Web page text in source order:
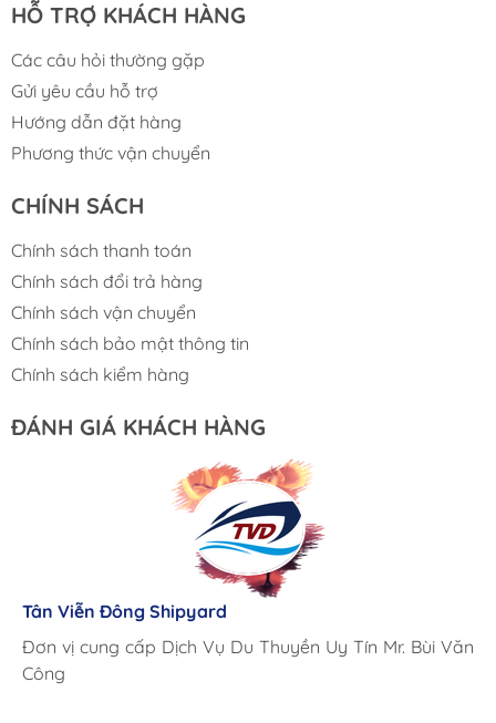
HỖ TRỢ KHÁCH HÀNG
Các câu hỏi thường gặp
Gửi yêu cầu hỗ trợ
Hướng dẫn đặt hàng
Phương thức vận chuyển
CHÍNH SÁCH
Chính sách thanh toán
Chính sách đổi trả hàng
Chính sách vận chuyển
Chính sách bảo mật thông tin
Chính sách kiểm hàng
ĐÁNH GIÁ KHÁCH HÀNG
Tân Viễn Đông Shipyard
Đơn vị cung cấp Dịch Vụ Du Thuyền Uy Tín Mr. Bùi Văn
Công
Cung ứng sản phẩm nhanh chóng chuyên nghiệp
Chúng tôi có thể mua những sản phẩm tốt ngay tại Việt
Giá cả hợp lý, giao hàng nhanh chóng